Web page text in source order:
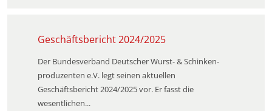
Geschäftsbericht 2024/2025
Der Bundesverband Deutscher Wurst- & Schinken­
produzenten e.V. legt seinen aktuellen
Geschäftsbericht 2024/2025 vor. Er fasst die
wesentlichen...